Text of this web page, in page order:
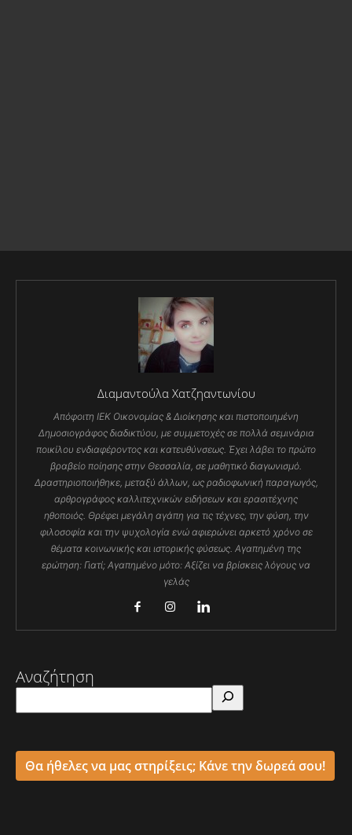
Διαμαντούλα Χατζηαντωνίου
Απόφοιτη ΙΕΚ Οικονομίας & Διοίκησης και πιστοποιημένη
Δημοσιογράφος διαδικτύου, με συμμετοχές σε πολλά σεμινάρια
ποικίλου ενδιαφέροντος και κατευθύνσεως. Έχει λάβει το πρώτο
βραβείο ποίησης στην Θεσσαλία, σε μαθητικό διαγωνισμό.
Δραστηριοποιήθηκε, μεταξύ άλλων, ως ραδιοφωνική παραγωγός,
αρθρογράφος καλλιτεχνικών ειδήσεων και ερασιτέχνης
ηθοποιός. Θρέφει μεγάλη αγάπη για τις τέχνες, την φύση, την
φιλοσοφία και την ψυχολογία ενώ αφιερώνει αρκετό χρόνο σε
θέματα κοινωνικής και ιστορικής φύσεως. Αγαπημένη της
ερώτηση: Γιατί; Αγαπημένο μότο: Αξίζει να βρίσκεις λόγους να
γελάς
Αναζήτηση
Θα ήθελες να μας στηρίξεις; Κάνε την δωρεά σου!